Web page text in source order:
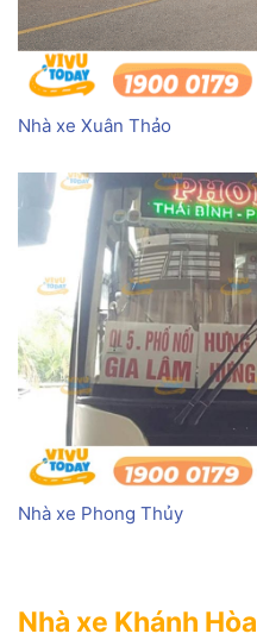
Nhà xe Khánh Hòa
Nhà xe Xuân Thảo
Nhà xe Phong Thủy